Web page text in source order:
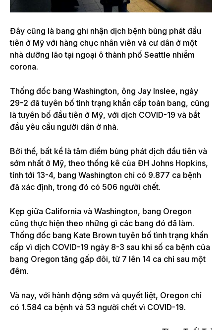
Đây cũng là bang ghi nhận dịch bệnh bùng phát đầu
tiên ở Mỹ với hàng chục nhân viên và cư dân ở một
nhà dưỡng lão tại ngoại ô thành phố Seattle nhiễm
corona.
Thống đốc bang Washington, ông Jay Inslee, ngày
29-2 đã tuyên bố tình trạng khẩn cấp toàn bang, cũng
là tuyên bố đầu tiên ở Mỹ, với dịch COVID-19 và bắt
đầu yêu cầu người dân ở nhà.
Bởi thế, bất kể là tâm điểm bùng phát dịch đầu tiên và
sớm nhất ở Mỹ, theo thống kê của ĐH Johns Hopkins,
tính tới 13-4, bang Washington chỉ có 9.877 ca bệnh
đã xác định, trong đó có 506 người chết.
Kẹp giữa California và Washington, bang Oregon
cũng thực hiện theo những gì các bang đó đã làm.
Thống đốc bang Kate Brown tuyên bố tình trạng khẩn
cấp vì dịch COVID-19 ngày 8-3 sau khi số ca bệnh của
bang Oregon tăng gấp đôi, từ 7 lên 14 ca chỉ sau một
đêm.
Và nay, với hành động sớm và quyết liệt, Oregon chỉ
có 1.584 ca bệnh và 53 người chết vì COVID-19.